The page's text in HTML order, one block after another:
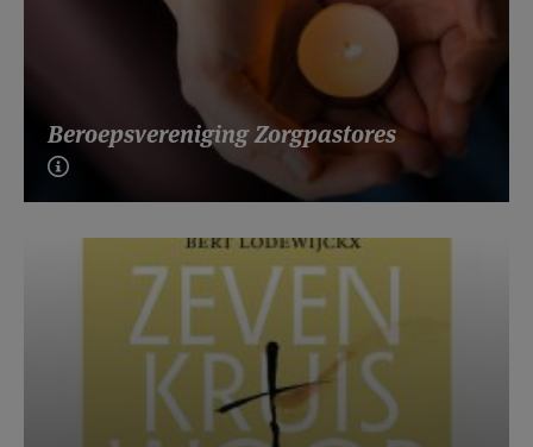
Beroepsvereniging Zorgpastores